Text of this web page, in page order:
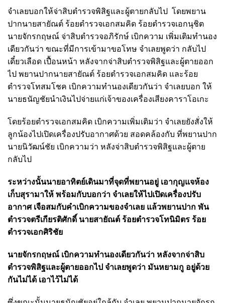
จําเลยบอกให้จ่าสิบตํารวจพิสิฐและผู้ตายกลับไป โดยพยาน
ปากนายสายัณต์ ร้อยตํารวจเอกสมคิด ร้อยตํารวจเอกนุชิต
นายจักรกฤษณ์ จ่าสิบตํารวจอภิรักษ์ เบิกความ เพิ่มเติมทํานอง
เดียวกันว่า ขณะที่มีการเข้ามาขอโทษ จําเลยพูดว่า กลับไป
เดี๋ยวเลือด เปื้อนหน้า หลังจากจ่าสิบตํารวจพิสิฐและผู้ตายออก
ไป พยานปากนายสายัณต์ ร้อยตํารวจเอกสมคิด และร้อย
ตํารวจโทสมโชค เบิกความทํานองเดียวกันว่า จําเลยบอก ให้
นายธนัญชัยนําเงินไปจ่ายแก่เจ้าของเครื่องเสียงคาราโอเกะ
โดยร้อยตํารวจเอกสมคิด เบิกความเพิ่มเติมว่า จําเลยยังสั่งให้
ลูกน้องไปเปิดเครื่องปรับอากาศด้วย สอดคล้องกับ ที่พยานปาก
นายนิวัฒน์ชัย เบิกความว่า หลังจ่าสิบตํารวจพิสิฐและผู้ตาย
กลับไป
ระหว่างนั้นนายอาทิตย์เดินมาที่จุดที่พยานอยู่ เอากุญแจห้อง
เก็บสุรามาให้ พร้อมกับบอกว่า จําเลยให้ไปเปิดเครื่องปรับ
อากาศ เจือสมกับคําเบิกความของจําเลย แล้วพยานปาก พัน
ตํารวจตรีเกียรติศักดิ์ นายสายัณต์ ร้อยตํารวจโทนิมิตร ร้อย
ตํารวจเอกศิริชัย
นายจักรกฤษณ์ เบิกความทํานองเดียวกันว่า หลังจากจ่าสิบ
ตํารวจพิสิฐและผู้ตายออกไป จำเลยพูดว่า มันหยามกู อยู่ด้วย
กันไม่ได้ เอาไว้ไม่ได้